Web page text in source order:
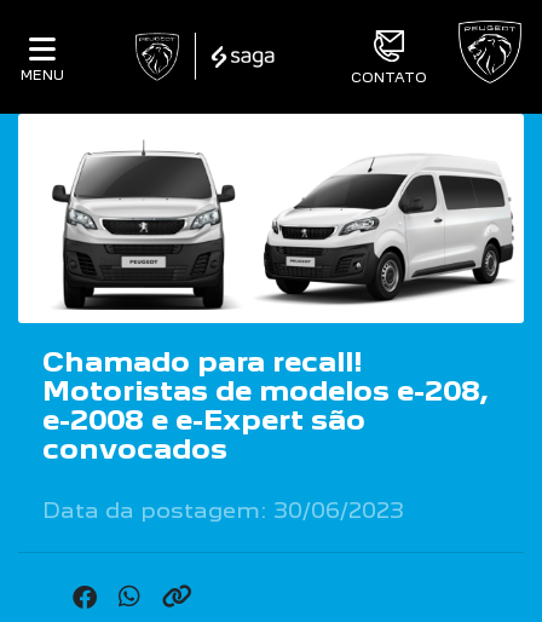
MENU CONTATO
Chamado para recall!
Motoristas de modelos e-208,
e-2008 e e-Expert são
convocados
Data da postagem: 30/06/2023